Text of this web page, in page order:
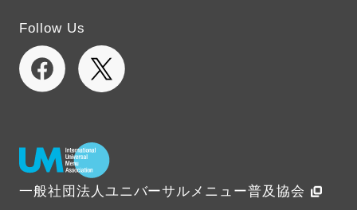
Follow Us
一般社団法人ユニバーサルメニュー普及協会